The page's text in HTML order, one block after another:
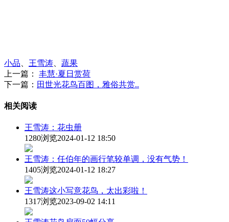
小品 王雪涛
蔬果
上一篇：
丰慧·​夏日赏荷
下一篇： 田世光花鸟百图，雅俗共赏..
相关阅读
王雪涛：花虫册
1280浏览2024-01-12 18:50
王雪涛：任伯年的画行笔较单调，没有气势！
1405浏览2024-01-12 18:27
王雪涛这小写意花鸟，太出彩啦！
1317浏览2023-09-02 14:11